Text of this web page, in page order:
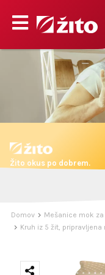
Žito okus po dobrem.
Domov
Mešanice mok
Kruh iz 5 žit, pripravljena